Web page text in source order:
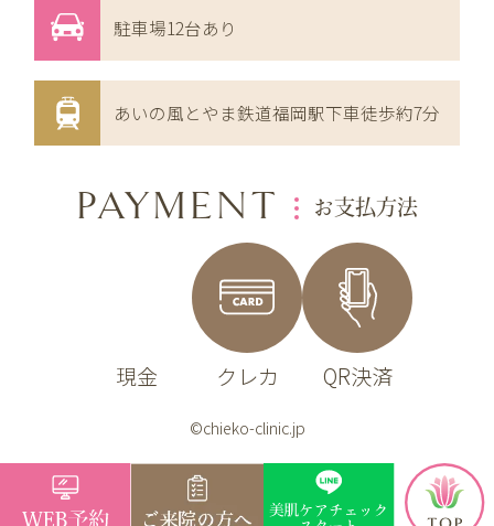
駐車場12台あり
あいの風とやま鉄道福岡駅下車徒歩約7分
PAYMENT お支払方法
現金 クレカ QR決済
©chieko-clinic.jp